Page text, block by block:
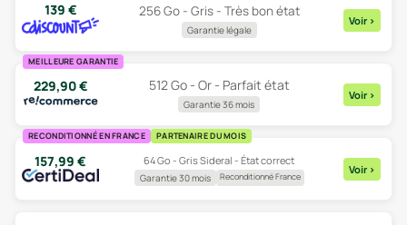
139 € 256 Go - Gris - Très bon état
Garantie légale
Voir >
MEILLEURE GARANTIE
229,90€ 512 Go - Or - Parfait état
Garantie 36 mois
Voir >
RECONDITIONNÉ EN FRANCE PARTENAIRE DU MOIS
157,99 € 64 Go - Gris Sideral - État correct
Garantie 30 mois Reconditionné France
Voir >